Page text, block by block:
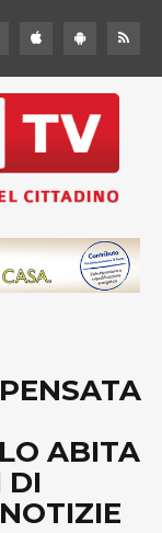
ABITA
DI